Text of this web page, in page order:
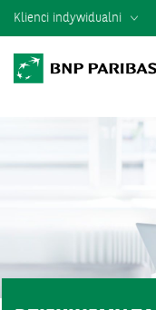
Klienci indywidualni